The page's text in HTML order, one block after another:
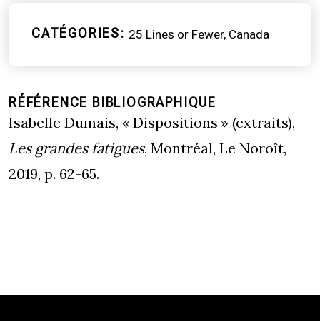
CATÉGORIES 25 Lines or Fewer Canada
RÉFÉRENCE BIBLIOGRAPHIQUE
Isabelle Dumais, « Dispositions » (extraits),
Les grandes fatigues, Montréal, Le Noroît,
2019, p. 62-65.